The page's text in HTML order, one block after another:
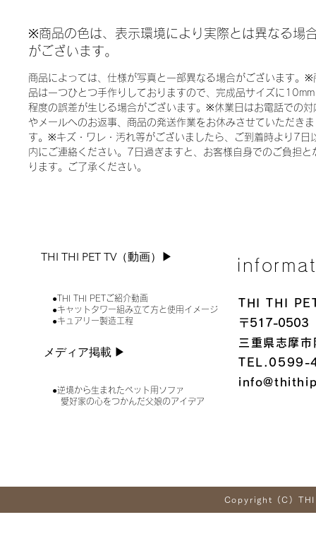
※商品の色は、表示環境により実際とは異なる場
がございます。
商品によっては、仕様が写真と一部異なる場合がございます。※
品は一つひとつ手作りしておりますので、完成品サイズに10mm
程度の誤差が生じる場合がございます。※休業日はお電話での対
やメールへのお返事、商品の発送作業をお休みさせていただきま
す。※キズ・ワレ・汚れ等がございましたら、ご到着時より7日
内にご連絡ください。7日過ぎますと、お客様自身でのご負担と
ります。ご了承ください。
THI THI PET TV（動画）▶︎
●THI THI PETご紹介動画
●キャットタワー組み立て方と使用イメージ
●キュアリー製造工程
メディア掲載 ▶︎
●逆境から生まれたペット用ソファ
愛好家の心をつかんだ父娘のアイデア
THI THI
〒517-0503
三重県志摩
TEL.0599-
Copyright (C)